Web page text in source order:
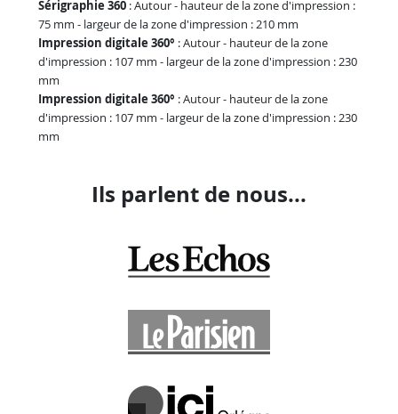
Sérigraphie 360 : Autour - hauteur de la zone d'impression :
75 mm - largeur de la zone d'impression : 210 mm
Impression digitale 360° : Autour - hauteur de la zone
d'impression : 107 mm - largeur de la zone d'impression : 230
mm
Impression digitale 360° : Autour - hauteur de la zone
d'impression : 107 mm - largeur de la zone d'impression : 230
mm
Ils parlent de nous...